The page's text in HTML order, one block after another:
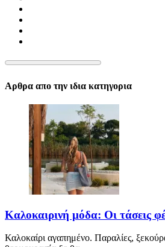
Αρθρα απο την ιδια κατηγορια
Καλοκαιρινή μόδα: Οι τάσεις
Καλοκαίρι αγαπημένο. Παραλίες,